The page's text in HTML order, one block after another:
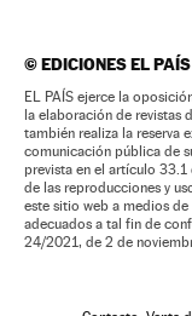
©EDICIONES EL PAÍS
EL PAÍS ejerce la
la elaboración de revistas
también realiza la reserva
comunicación pública de
prevista en el artículo 33.1
de las reproducciones y
este sitio web a medios
adecuados a tal fin de
24/2021, de 2 de